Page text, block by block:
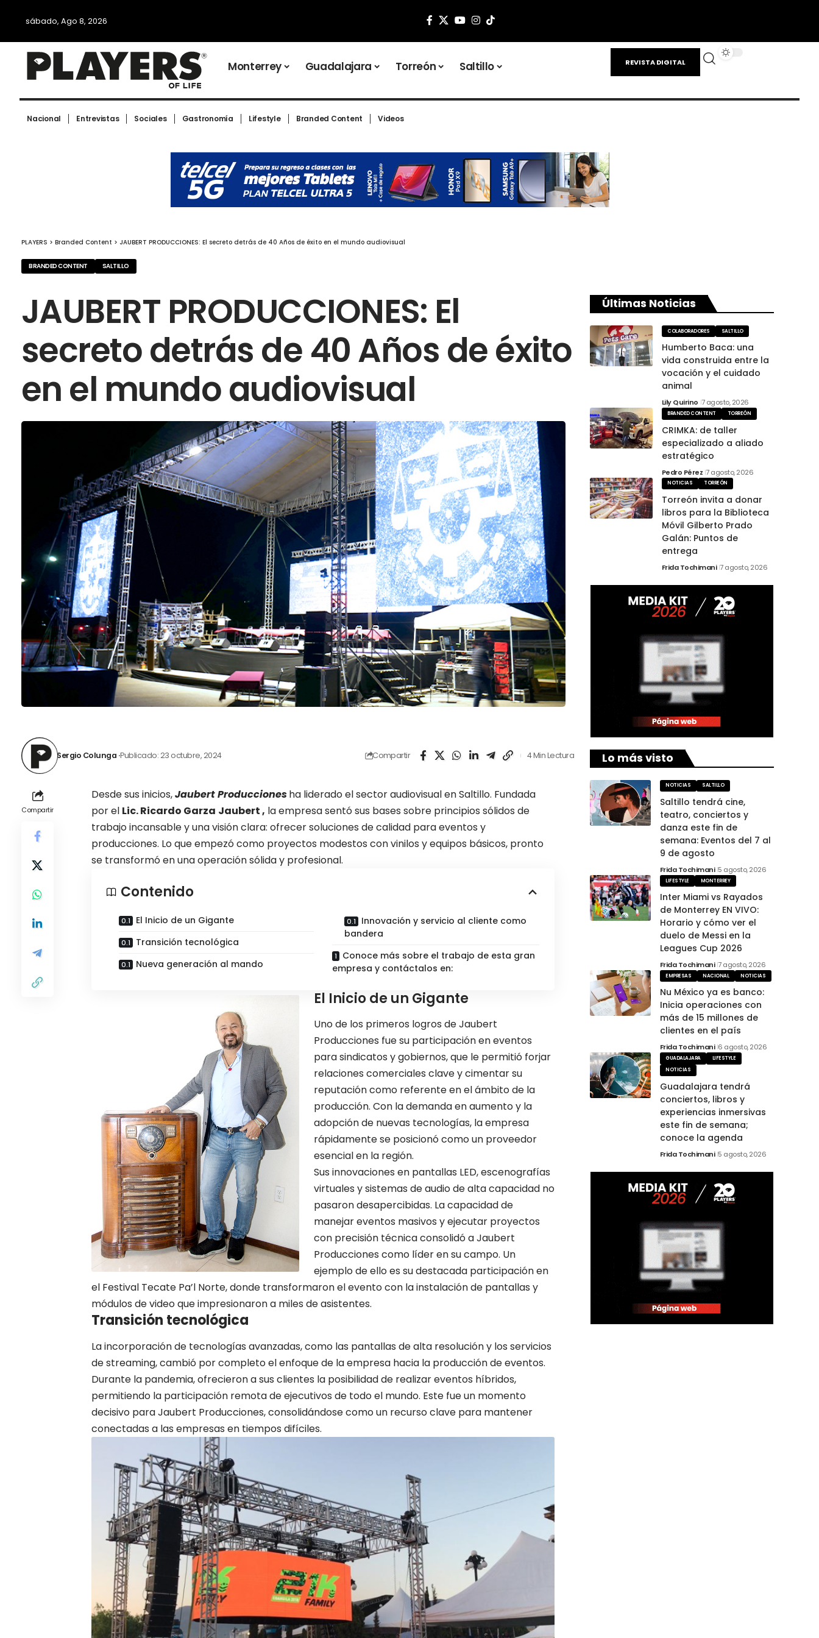
sábado, Ago 8, 2026
Monterrey Guadalajara Torreón Saltillo REVISTA DIGITAL
Nacional Entrevistas Sociales Gastronomía Lifestyle Branded Content Videos
PLAYERS > Branded Content > JAUBERT PRODUCCIONES: El secreto detrás de 40 Años de éxito en el mundo audiovisual
BRANDED CONTENT SALTILLO
JAUBERT PRODUCCIONES: El
secreto detrás de 40 Años de éxito
en el mundo audiovisual
Sergio Colunga Publicado: 23 octubre, 2024 Compartir 4 Min Lectura
Compartir
Desde sus inicios,Jaubert Produccionesha liderado el sector audiovisual en Saltillo. Fundada
por el Lic. Ricardo Garza Jaubert , la empresa sentó sus bases sobre principios sólidos de
trabajo incansable y una visión clara: ofrecer soluciones de calidad para eventos y
producciones. Lo que empezó como proyectos modestos con vinilos y equipos básicos, pronto
se transformó en una operación sólida y profesional.
Contenido
El Inicio de un Gigante
Transición tecnológica
Nueva generación al mando
Innovación y servicio al cliente como
bandera
Conoce más sobre el trabajo de esta gran
empresa y contáctalos en:
El Inicio de un Gigante
Uno de los primeros logros de Jaubert
Producciones fue su participación en eventos
para sindicatos y gobiernos, que le permitió forjar
relaciones comerciales clave y cimentar su
reputación como referente en el ámbito de la
producción. Con la demanda en aumento y la
adopción de nuevas tecnologías, la empresa
rápidamente se posicionó como un proveedor
esencial en la región.
Sus innovaciones en pantallas LED, escenografías
virtuales y sistemas de audio de alta capacidad no
pasaron desapercibidas. La capacidad de
manejar eventos masivos y ejecutar proyectos
con precisión técnica consolidó a Jaubert
Producciones como líder en su campo. Un
ejemplo de ello es su destacada participación en
el Festival Tecate Pa’l Norte, donde transformaron el evento con la instalación de pantallas y
módulos de video que impresionaron a miles de asistentes.
Transición tecnológica
La incorporación de tecnologías avanzadas, como las pantallas de alta resolución y los servicios
de streaming, cambió por completo el enfoque de la empresa hacia la producción de eventos.
Durante la pandemia, ofrecieron a sus clientes la posibilidad de realizar eventos híbridos,
permitiendo la participación remota de ejecutivos de todo el mundo. Este fue un momento
decisivo para Jaubert Producciones, consolidándose como un recurso clave para mantener
conectadas a las empresas en tiempos difíciles.
Últimas Noticias
COLABORADORES SALTILLO
Humberto Baca: una
vida construida entre la
vocación y el cuidado
animal
Lily Quirino 7 agosto, 2026
BRANDED CONTENT TORREÓN
CRIMKA: de taller
especializado a aliado
estratégico
Pedro Pérez 7 agosto, 2026
NOTICIAS TORREÓN
Torreón invita a donar
libros para la Biblioteca
Móvil Gilberto Prado
Galán: Puntos de
entrega
Frida Tochimani 7 agosto, 2026
Lo más visto
NOTICIAS SALTILLO
Saltillo tendrá cine,
teatro, conciertos y
danza este fin de
semana: Eventos del 7 al
9 de agosto
Frida Tochimani 5 agosto, 2026
LIFESTYLE MONTERREY
Inter Miami vs Rayados
de Monterrey EN VIVO:
Horario y cómo ver el
duelo de Messi en la
Leagues Cup 2026
Frida Tochimani 7 agosto, 2026
EMPRESAS NACIONAL NOTICIAS
Nu México ya es banco:
Inicia operaciones con
más de 15 millones de
clientes en el país
Frida Tochimani 6 agosto, 2026
GUADALAJARA
LIFESTYLE
NOTICIAS
Guadalajara tendrá
conciertos, libros y
experiencias inmersivas
este fin de semana;
conoce la agenda
Frida Tochimani 5 agosto, 2026